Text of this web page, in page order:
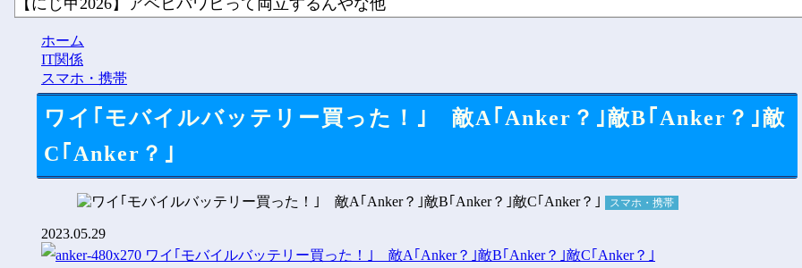
【にじ甲2026】アベヒパワヒって両立するんやな他
AmazonのアツさMax！心も踊る「マンガ毎週末セール（5...
ホーム
IT関係
スマホ・携帯
ワイ｢モバイルバッテリー買った！｣ 敵A｢Anker？｣敵B｢Anker？｣敵
C｢Anker？｣
スマホ・携帯
2023.05.29